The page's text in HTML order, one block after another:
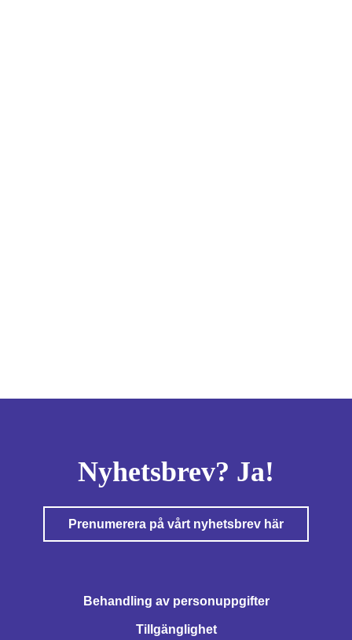
Behandling av personuppgifter
Tillgänglighet
Nyhetsbrev? Ja!
Prenumerera på vårt nyhetsbrev här